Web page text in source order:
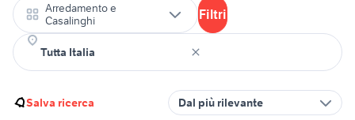
Arredamento e
Casalinghi
Filtri
Salva ricerca Dal più rilevante